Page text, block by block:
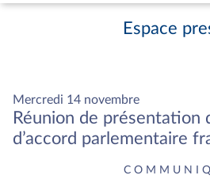
Espace
Mercredi 14 novembre
Réunion de présentation
d’accord parlementaire
C O M M U N I